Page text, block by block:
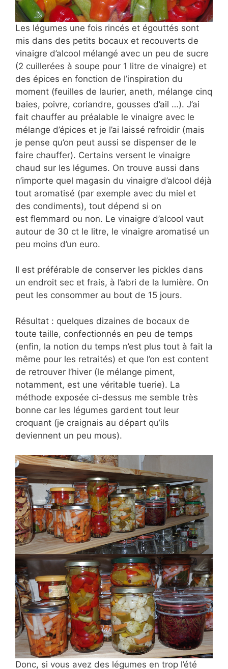
Les légumes une fois rincés et égouttés sont
mis dans des petits bocaux et recouverts de
vinaigre d’alcool mélangé avec un peu de sucre
(2 cuillerées à soupe pour 1 litre de vinaigre) et
des épices en fonction de l’inspiration du
moment (feuilles de laurier, aneth, mélange cinq
baies, poivre, coriandre, gousses d’ail …). J’ai
fait chauffer au préalable le vinaigre avec le
mélange d’épices et je l’ai laissé refroidir (mais
je pense qu’on peut aussi se dispenser de le
faire chauffer). Certains versent le vinaigre
chaud sur les légumes. On trouve aussi dans
n’importe quel magasin du vinaigre d’alcool déjà
tout aromatisé (par exemple avec du miel et
des condiments), tout dépend si on
est flemmard ou non. Le vinaigre d’alcool vaut
autour de 30 ct le litre, le vinaigre aromatisé un
peu moins d’un euro.
Il est préférable de conserver les pickles dans
un endroit sec et frais, à l’abri de la lumière. On
peut les consommer au bout de 15 jours.
Résultat : quelques dizaines de bocaux de
toute taille, confectionnés en peu de temps
(enfin, la notion du temps n’est plus tout à fait la
même pour les retraités) et que l’on est content
de retrouver l’hiver (le mélange piment,
notamment, est une véritable tuerie). La
méthode exposée ci-dessus me semble très
bonne car les légumes gardent tout leur
croquant (je craignais au départ qu’ils
deviennent un peu mous).
Donc, si vous avez des légumes en trop l’été